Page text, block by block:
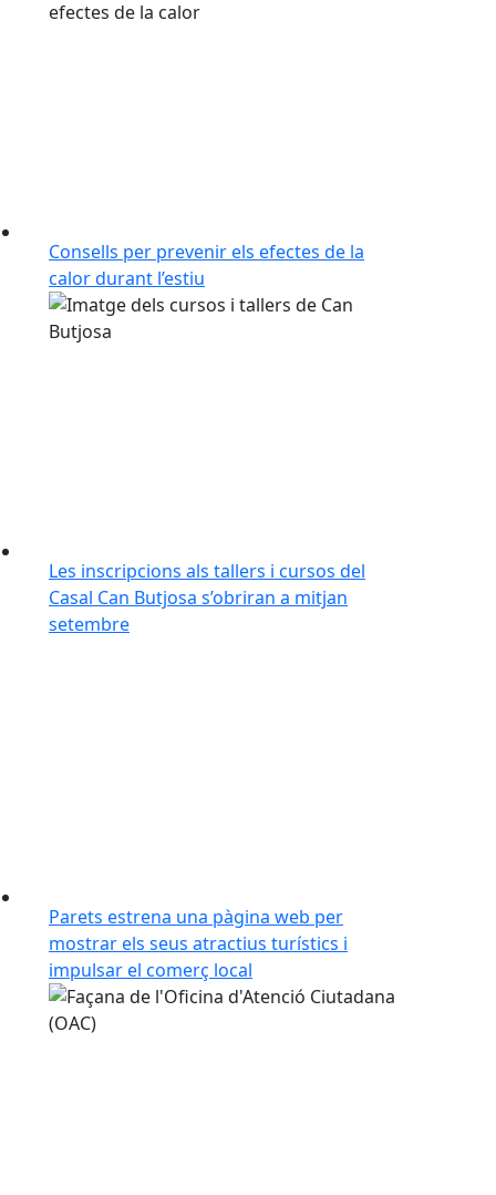
Consells per prevenir els efectes de la
calor durant l’estiu
Les inscripcions als tallers i cursos del
Casal Can Butjosa s’obriran a mitjan
setembre
Parets estrena una pàgina web per
mostrar els seus atractius turístics i
impulsar el comerç local